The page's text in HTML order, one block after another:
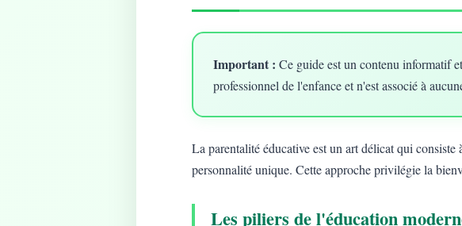
Important : Ce guide est un contenu informatif
professionnel de l'enfance et n'est associé à
La parentalité éducative est un art délicat qui consiste
personnalité unique. Cette approche privilégie la
Les piliers de l'éducation